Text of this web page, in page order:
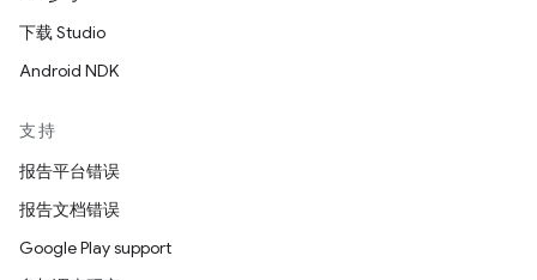
下载 Studio
Android NDK
支持
报告平台错误
报告文档错误
Google Play support